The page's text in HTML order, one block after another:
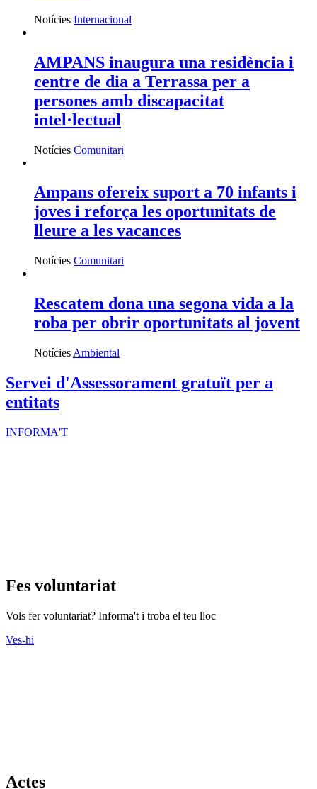
Notícies Internacional
AMPANS inaugura una residència i
centre de dia a Terrassa per a
persones amb discapacitat
intel·lectual
Notícies Comunitari
Ampans ofereix suport a 70 infants i
joves i reforça les oportunitats de
lleure a les vacances
Notícies Comunitari
Rescatem dona una segona vida a la
roba per obrir oportunitats al jovent
Notícies Ambiental
Servei d'Assessorament gratuït per a
entitats
INFORMA'T